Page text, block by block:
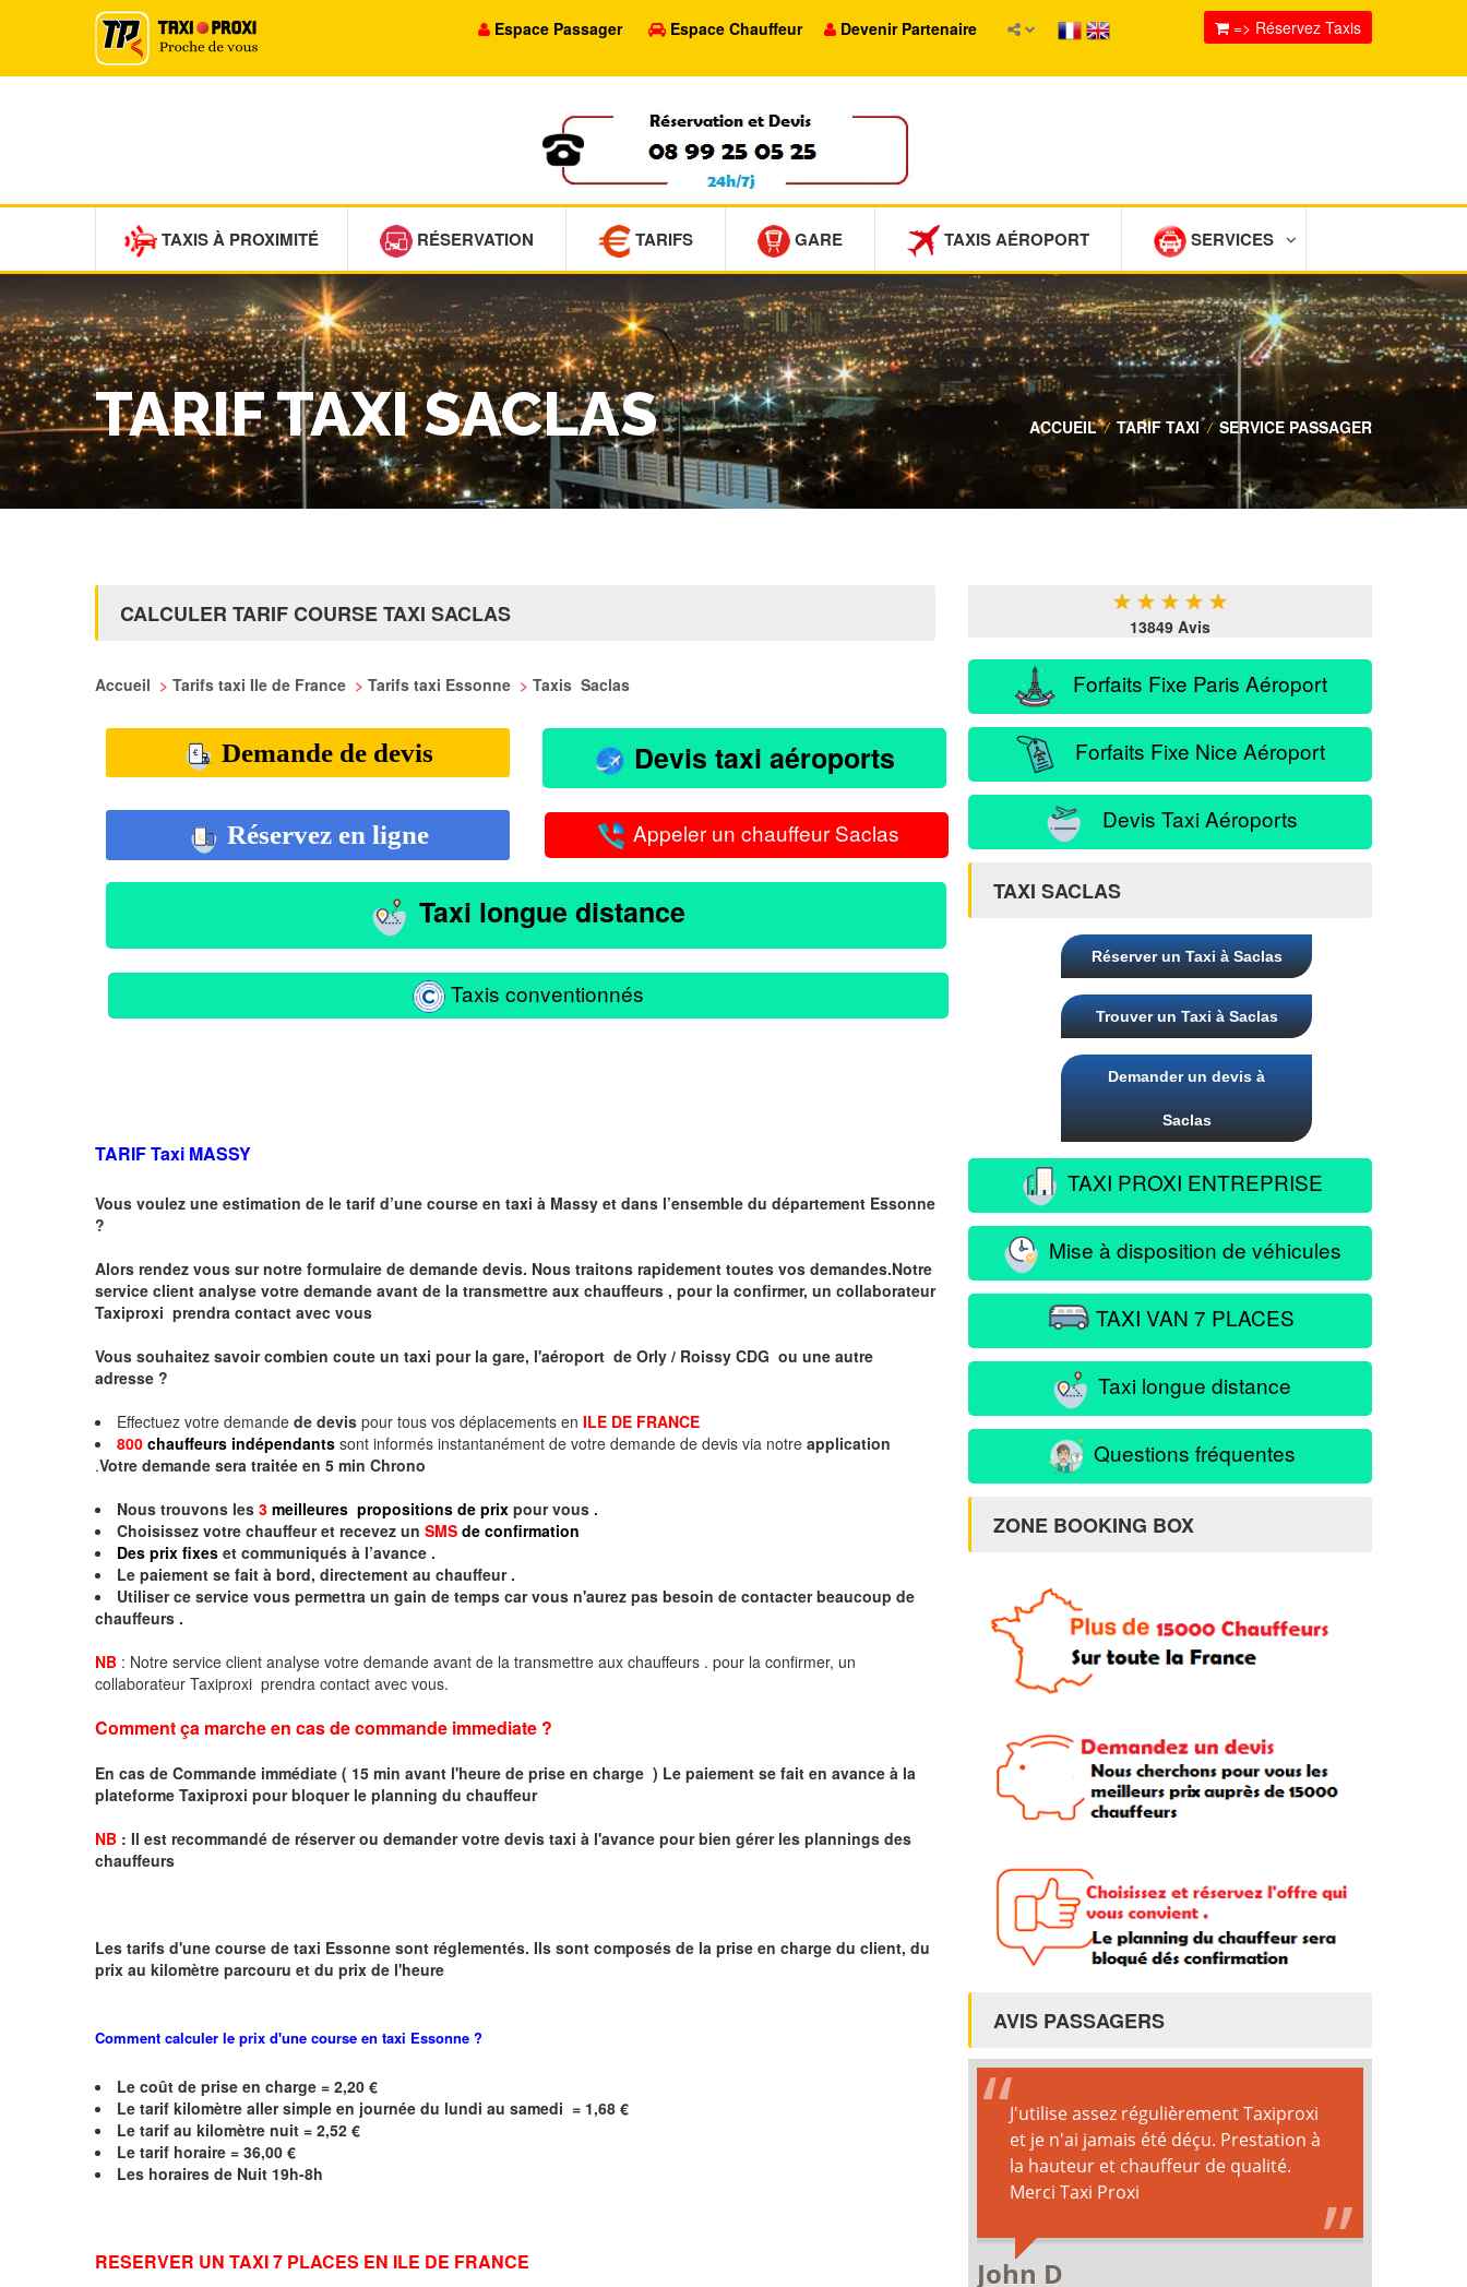
Espace Passager Espace Chauffeur Devenir Partenaire => Réservez Taxis
TAXIS À PROXIMITÉ RÉSERVATION TARIFS GARE TAXIS AÉROPORT SERVICES
TARIF TAXI SACLAS ACCUEIL / TARIF TAXI / SERVICE PASSAGER
CALCULER TARIF COURSE TAXI SACLAS
Accueil > Tarifs taxi Ile de France > Tarifs taxi Essonne > Taxis Saclas
Demande de devis Devis taxi aéroports
Réservez en ligne Appeler un chauffeur Saclas
Taxi longue distance
Taxis conventionnés
TARIF Taxi MASSY
Vous voulez une estimation de le tarif d’une course en taxi à Massy et dans l’ensemble du département Essonne
?
Alors rendez vous sur notre formulaire de demande devis. Nous traitons rapidement toutes vos demandes.Notre
service client analyse votre demande avant de la transmettre aux chauffeurs , pour la confirmer, un collaborateur
Taxiproxi prendra contact avec vous
Vous souhaitez savoir combien coute un taxi pour la gare, l'aéroport de Orly / Roissy CDG ou une autre
adresse ?
Effectuez votre demande de devis pour tous vos déplacements en ILE DE FRANCE
800 chauffeurs indépendants sont informés instantanément de votre demande de devis via notre application
.Votre demande sera traitée en 5 min Chrono
Nous trouvons les 3 meilleures propositions de prix pour vous .
Choisissez votre chauffeur et recevez un SMS de confirmation
Des prix fixes et communiqués à l’avance .
Le paiement se fait à bord, directement au chauffeur .
Utiliser ce service vous permettra un gain de temps car vous n'aurez pas besoin de contacter beaucoup de
chauffeurs .
NB : Notre service client analyse votre demande avant de la transmettre aux chauffeurs . pour la confirmer, un
collaborateur Taxiproxi prendra contact avec vous.
Comment ça marche en cas de commande immediate ?
En cas de Commande immédiate ( 15 min avant l'heure de prise en charge ) Le paiement se fait en avance à la
plateforme Taxiproxi pour bloquer le planning du chauffeur
NB : Il est recommandé de réserverou demandervotre devis taxi à l'avance pour bien gérer les plannings des
chauffeurs
Les tarifs d'une course de taxi Essonne sont réglementés. Ils sont composés de la prise en charge du client, du
prix au kilomètre parcouru et du prix de l'heure
Comment calculer le prix d'une course en taxi Essonne ?
Le coût de prise en charge = 2,20 €
Le tarif kilomètre aller simple en journée du lundi au samedi = 1,68 €
Le tarif au kilomètre nuit = 2,52 €
Le tarif horaire = 36,00 €
Les horaires de Nuit 19h-8h
RESERVER UN TAXI 7 PLACES EN ILE DE FRANCE
★ ★ ★ ★ ★
13849 Avis
Forfaits Fixe Paris Aéroport
Forfaits Fixe Nice Aéroport
Devis Taxi Aéroports
TAXI SACLAS
Réserver un Taxi à Saclas
Trouver un Taxi à Saclas
Demander un devis à
Saclas
TAXI PROXI ENTREPRISE
Mise à disposition de véhicules
TAXI VAN 7 PLACES
Taxi longue distance
Questions fréquentes
ZONE BOOKING BOX
AVIS PASSAGERS